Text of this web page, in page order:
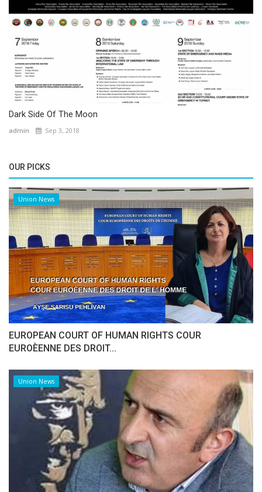
Dark Side Of The Moon
admin Sep 3, 2018
OUR PICKS
Union News
EUROPEAN COURT OF HUMAN RIGHTS COUR
EUROÈENNE DES DROIT...
Union News